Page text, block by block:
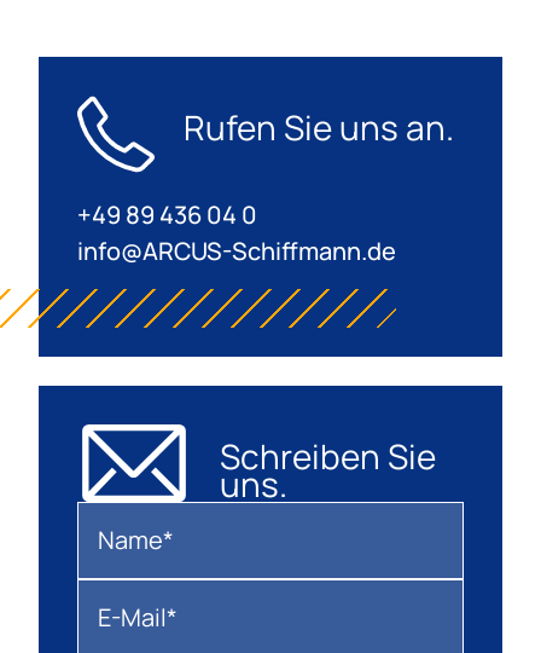
Rufen Sie uns an.
+49 89 436 04 0
info@ARCUS-Schiffmann.de
Schreiben Sie
uns.